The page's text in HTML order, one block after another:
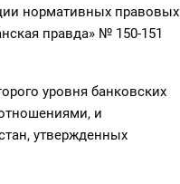
нормативных правовых
правда» № 150-151
уровня банковских
и
утвержденных